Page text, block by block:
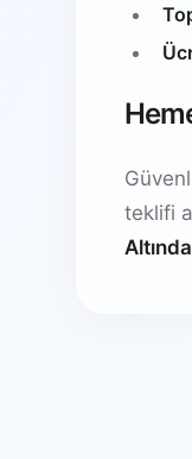
teklifi